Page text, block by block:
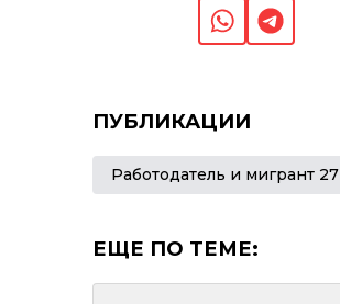
ПУБЛИКАЦИИ
Работодатель и мигрант 27
ЕЩЕ ПО ТЕМЕ: